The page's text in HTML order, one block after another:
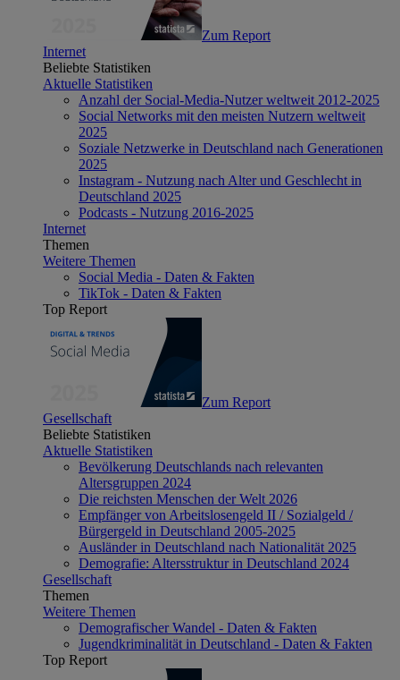
Zum Report
Internet
Beliebte Statistiken
Aktuelle Statistiken
Anzahl der Social-Media-Nutzer weltweit 2012-2025
Social Networks mit den meisten Nutzern weltweit
2025
Soziale Netzwerke in Deutschland nach Generationen
2025
Instagram - Nutzung nach Alter und Geschlecht in
Deutschland 2025
Podcasts - Nutzung 2016-2025
Internet
Themen
Weitere Themen
Social Media - Daten & Fakten
TikTok - Daten & Fakten
Top Report
Zum Report
Gesellschaft
Beliebte Statistiken
Aktuelle Statistiken
Bevölkerung Deutschlands nach relevanten
Altersgruppen 2024
Die reichsten Menschen der Welt 2026
Empfänger von Arbeitslosengeld II / Sozialgeld /
Bürgergeld in Deutschland 2005-2025
Ausländer in Deutschland nach Nationalität 2025
Demografie: Altersstruktur in Deutschland 2024
Gesellschaft
Themen
Weitere Themen
Demografischer Wandel - Daten & Fakten
Jugendkriminalität in Deutschland - Daten & Fakten
Top Report